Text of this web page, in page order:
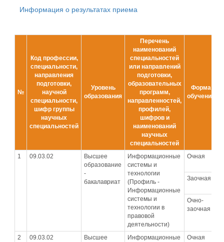
Информация о результатах приема
№
Код профессии,
специальности,
направления
подготовки,
научной
специальности,
шифр группы
научных
специальностей
Уровень
образования
Перечень
наименований
специальностей
или направлений
подготовки,
образовательных
программ,
направленностей,
профилей,
шифров и
наименований
научных
специальностей
Форма
обучения
1 09.03.02
Высшее
образование
-
бакалавриат
Информационные
системы и
технологии
(Профиль -
Информационные
системы и
технологии в
правовой
деятельности)
Очная
Заочная
Очно-
заочная
2 09.03.02
Высшее
Информационные
Очная